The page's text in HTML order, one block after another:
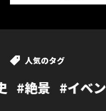
人気のタグ
ベント #熊本市